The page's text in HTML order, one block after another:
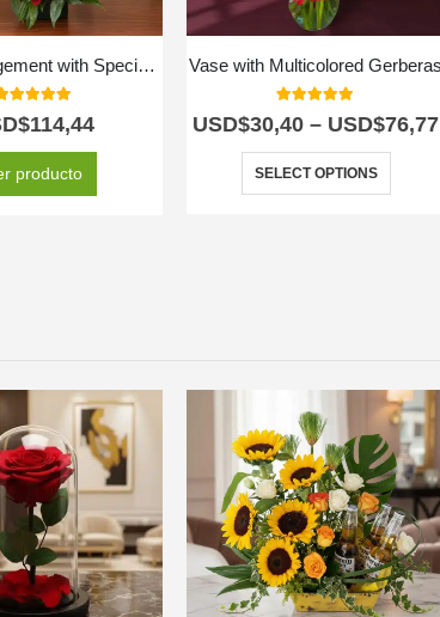
Floral Arrangement with Special Fruits
5.00out of 5
114,44
producto
Vase with Multicolored Gerberas
USD$30,40 – USD$76,77
SELECT OPTIONS